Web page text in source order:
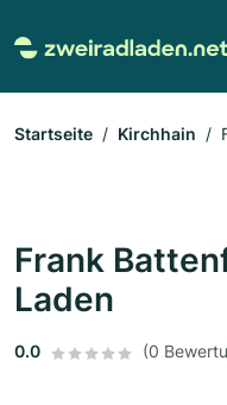
Startseite Kirchhain
Frank
Laden
0.0 (0